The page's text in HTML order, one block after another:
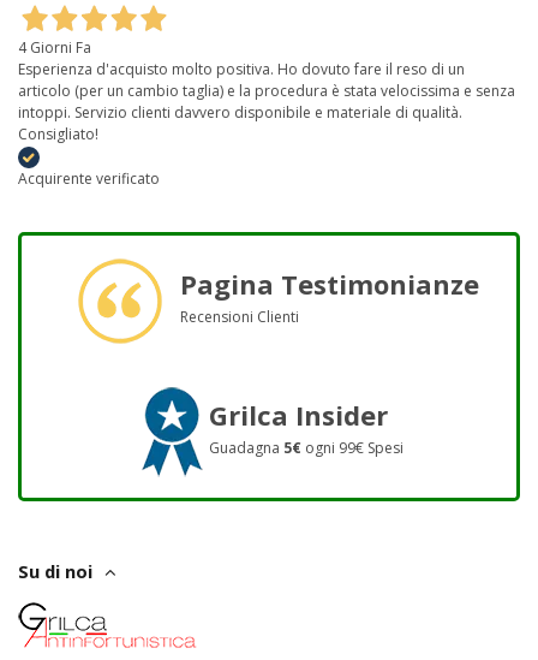
4 Giorni Fa
Esperienza d'acquisto molto positiva. Ho dovuto fare il reso di un
articolo (per un cambio taglia) e la procedura è stata velocissima e senza
intoppi. Servizio clienti davvero disponibile e materiale di qualità.
Consigliato!
Acquirente verificato
Pagina Testimonianze
Recensioni Clienti
Grilca Insider
Guadagna 5€ ogni 99€ Spesi
Su di noi